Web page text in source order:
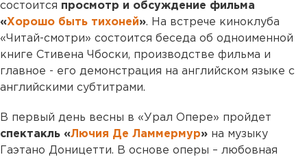
состоится просмотр и обсуждение фильма
«Хорошо быть тихоней». На встрече киноклуба
«Читай-смотри» состоится беседа об одноименной
книге Стивена Чбоски, производстве фильма и
главное - его демонстрация на английском языке с
английскими субтитрами.
В первый день весны в «Урал Опере» пройдет
спектакль «Лючия Де Ламмермур» на музыку
Гаэтано Доницетти. В основе оперы – любовная